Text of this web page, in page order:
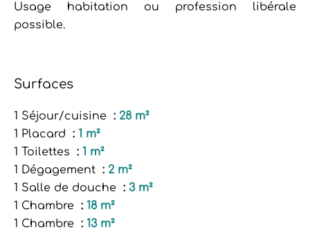
Usage habitation ou profession libérale
possible.
Surfaces
1 Séjour/cuisine
28 m²
1 Placard
1 m²
1 Toilettes
1 m²
1 Dégagement
2 m²
1 Salle de douche
3 m²
1 Chambre
18 m²
1 Chambre
13 m²